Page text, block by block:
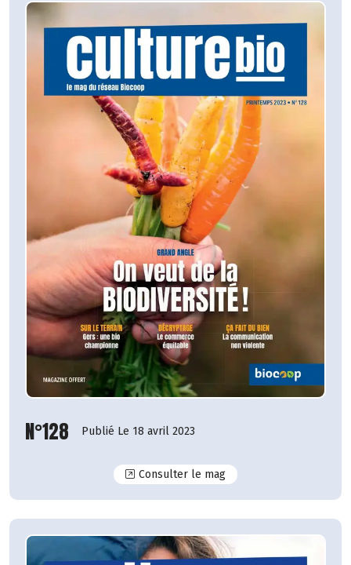
N°128 Publié Le 18 avril 2023
Consulter le magN°128